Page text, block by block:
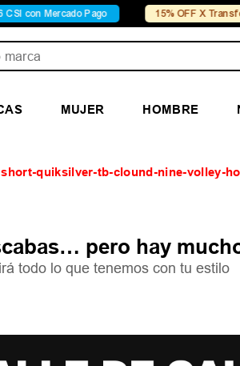
con Mercado Pago 15% OFF X
MUJER HOMBRE
short-quiksilver-tb-clound-nine-volley-
pero hay
todo lo que tenemos con tu estilo